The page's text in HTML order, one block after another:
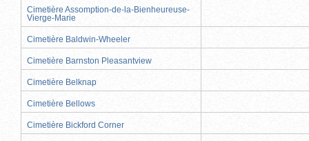
Cimetière Assomption-de-la-Bienheureuse-
Vierge-Marie
Cimetière Baldwin-Wheeler
Cimetière Barnston Pleasantview
Cimetière Belknap
Cimetière Bellows
Cimetière Bickford Corner